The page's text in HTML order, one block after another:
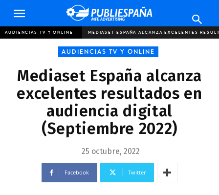
Publiespaña
AUDIENCIAS TV Y ONLINE MEDIASET ESPAÑA ALCANZA EXCELENTES
AUDIENCIAS TV Y ONLINE
Mediaset España alcanza
excelentes resultados en
audiencia digital
(Septiembre 2022)
25 octubre, 2022
Facebook Twitter